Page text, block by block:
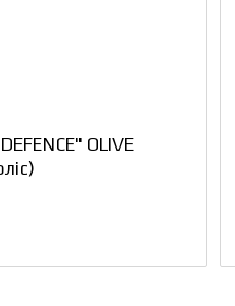
OLIVE